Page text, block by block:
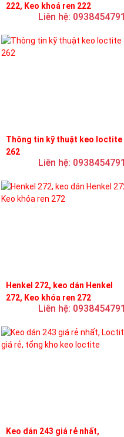
222, Keo khoá ren 222
Liên hệ: 0938454791
Thông tin kỹ thuật keo loctite
262
Liên hệ: 0938454791
Henkel 272, keo dán Henkel
272, Keo khóa ren 272
Liên hệ: 0938454791
Keo dán 243 giá rẻ nhất,